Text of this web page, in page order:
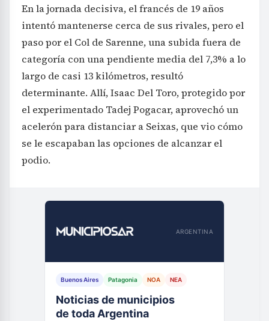
En la jornada decisiva, el francés de 19 años
intentó mantenerse cerca de sus rivales, pero el
paso por el Col de Sarenne, una subida fuera de
categoría con una pendiente media del 7,3% a lo
largo de casi 13 kilómetros, resultó
determinante. Allí, Isaac Del Toro, protegido por
el experimentado Tadej Pogacar, aprovechó un
acelerón para distanciar a Seixas, que vio cómo
se le escapaban las opciones de alcanzar el
podio.
ARGENTINA
Buenos Aires Patagonia NOA NEA
Noticias de municipios
de toda Argentina